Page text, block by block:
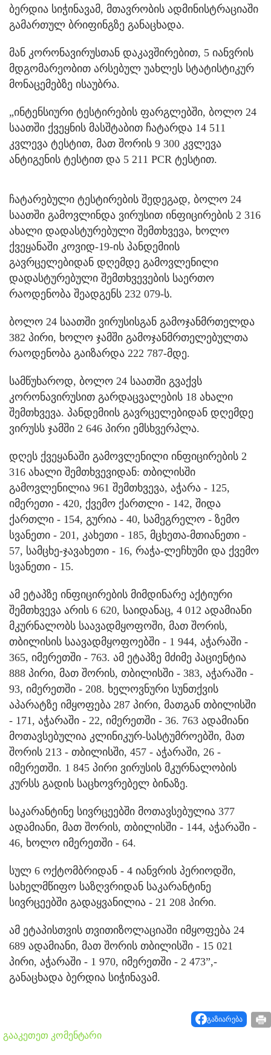
ბერდია სიჭინავამ, მთავრობის ადმინისტრაციაში
გამართულ ბრიფინგზე განაცხადა.
მან კორონავირუსთან დაკავშირებით, 5 იანვრის
მდგომარეობით არსებულ უახლეს სტატისტიკურ
მონაცემებზე ისაუბრა.
„ინტენსიური ტესტირების ფარგლებში, ბოლო 24
საათში ქვეყნის მასშტაბით ჩატარდა 14 511
კვლევა ტესტით, მათ შორის 9 300 კვლევა
ანტიგენის ტესტით და 5 211 PCR ტესტით.
ჩატარებული ტესტირების შედეგად, ბოლო 24
საათში გამოვლინდა ვირუსით ინფიცირების 2 316
ახალი დადასტურებული შემთხვევა, ხოლო
ქვეყანაში კოვიდ-19-ის პანდემიის
გავრცელებიდან დღემდე გამოვლენილი
დადასტურებული შემთხვევების საერთო
რაოდენობა შეადგენს 232 079-ს.
ბოლო 24 საათში ვირუსისგან გამოჯანმრთელდა
382 პირი, ხოლო ჯამში გამოჯანმრთელებულთა
რაოდენობა გაიზარდა 222 787-მდე.
სამწუხაროდ, ბოლო 24 საათში გვაქვს
კორონავირუსით გარდაცვალების 18 ახალი
შემთხვევა. პანდემიის გავრცელებიდან დღემდე
ვირუსს ჯამში 2 646 პირი ემსხვერპლა.
დღეს ქვეყანაში გამოვლენილი ინფიცირების 2
316 ახალი შემთხვევიდან: თბილისში
გამოვლენილია 961 შემთხვევა, აჭარა - 125,
იმერეთი - 420, ქვემო ქართლი - 142, შიდა
ქართლი - 154, გურია - 40, სამეგრელო - ზემო
სვანეთი - 201, კახეთი - 185, მცხეთა-მთიანეთი -
57, სამცხე-ჯავახეთი - 16, რაჭა-ლეჩხუმი და ქვემო
სვანეთი - 15.
ამ ეტაპზე ინფიცირების მიმდინარე აქტიური
შემთხვევა არის 6 620, საიდანაც, 4 012 ადამიანი
მკურნალობს საავადმყოფოში, მათ შორის,
თბილისის საავადმყოფოებში - 1 944, აჭარაში -
365, იმერეთში - 763. ამ ეტაპზე მძიმე პაციენტია
888 პირი, მათ შორის, თბილისში - 383, აჭარაში -
93, იმერეთში - 208. ხელოვნური სუნთქვის
აპარატზე იმყოფება 287 პირი, მათგან თბილისში
- 171, აჭარაში - 22, იმერეთში - 36. 763 ადამიანი
მოთავსებულია კლინიკურ-სასტუმროებში, მათ
შორის 213 - თბილისში, 457 - აჭარაში, 26 -
იმერეთში. 1 845 პირი ვირუსის მკურნალობის
კურსს გადის საცხოვრებელ ბინაზე.
საკარანტინე სივრცეებში მოთავსებულია 377
ადამიანი, მათ შორის, თბილისში - 144, აჭარაში -
46, ხოლო იმერეთში - 64.
სულ 6 ოქტომბრიდან - 4 იანვრის პერიოდში,
სახელმწიფო საზღვრიდან საკარანტინე
სივრცეებში გადაყვანილია - 21 208 პირი.
ამ ეტაპისთვის თვითიზოლაციაში იმყოფება 24
689 ადამიანი, მათ შორის თბილისში - 15 021
პირი, აჭარაში - 1 970, იმერეთში - 2 473”,-
განაცხადა ბერდია სიჭინავამ.
გაზიარება
გააკეთეთ კომენტარი